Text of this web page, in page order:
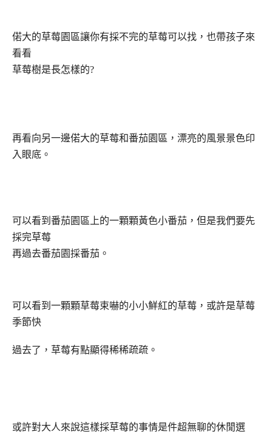
偌大的草莓園區讓你有採不完的草莓可以找，也帶孩子來
看看
草莓樹是長怎樣的?
再看向另一邊偌大的草莓和番茄園區，漂亮的風景景色印
入眼底。
可以看到番茄園區上的一顆顆黃色小番茄，但是我們要先
採完草莓
再過去番茄園採番茄。
可以看到一顆顆草莓束嚇的小小鮮紅的草莓，或許是草莓
季節快
過去了，草莓有點顯得稀稀疏疏。
或許對大人來說這樣採草莓的事情是件超無聊的休閒選